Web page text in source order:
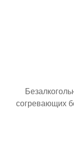
согревающих